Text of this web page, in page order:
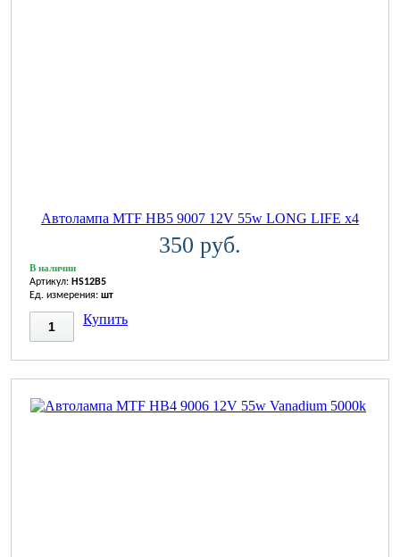
Автолампа MTF HB5 9007 12V 55w LONG LIFE x4
350 руб.
В наличии
Артикул: HS12B5
Ед. измерения: шт
Купить